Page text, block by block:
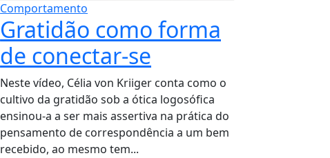
Comportamento
Gratidão como forma
de conectar-se
Neste vídeo, Célia von Kriiger conta como o
cultivo da gratidão sob a ótica logosófica
ensinou-a a ser mais assertiva na prática do
pensamento de correspondência a um bem
recebido, ao mesmo tem...